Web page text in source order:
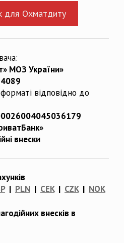
для Охматдиту
МОЗ України»
відповідно до
внески
| PLN | CEK| CZK| NOK
внесків в